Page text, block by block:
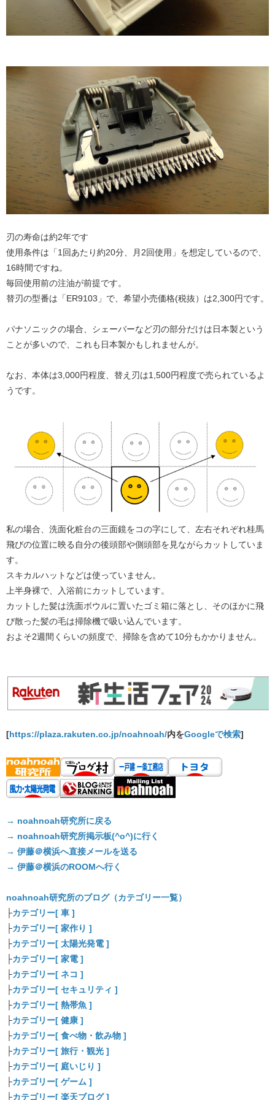
刃の寿命は約2年です
使用条件は「1回あたり約20分、月2回使用」を想定しているので、
16時間ですね。
毎回使用前の注油が前提です。
替刃の型番は「ER9103」で、希望小売価格(税抜）は2,300円です。
パナソニックの場合、シェーバーなど刃の部分だけは日本製という
ことが多いので、これも日本製かもしれませんが。
なお、本体は3,000円程度、替え刃は1,500円程度で売られているよ
うです。
私の場合、洗面化粧台の三面鏡をコの字にして、左右それぞれ桂馬
飛びの位置に映る自分の後頭部や側頭部を見ながらカットしていま
す。
スキカルハットなどは使っていません。
上半身裸で、入浴前にカットしています。
カットした髪は洗面ボウルに置いたゴミ箱に落とし、そのほかに飛
び散った髪の毛は掃除機で吸い込んでいます。
およそ2週間くらいの頻度で、掃除を含めて10分もかかりません。
[https://plaza.rakuten.co.jp/noahnoah/内をGoogleで検索]
→ noahnoah研究所に戻る
→ noahnoah研究所掲示板(^o^)に行く
→ 伊藤＠横浜へ直接メールを送る
→ 伊藤＠横浜のROOMへ行く
noahnoah研究所のブログ（カテゴリー一覧）
├カテゴリー[ 車 ]
├カテゴリー[ 家作り ]
├カテゴリー[ 太陽光発電 ]
├カテゴリー[ 家電 ]
├カテゴリー[ ネコ ]
├カテゴリー[ セキュリティ ]
├カテゴリー[ 熱帯魚 ]
├カテゴリー[ 健康 ]
├カテゴリー[ 食べ物・飲み物 ]
├カテゴリー[ 旅行・観光 ]
├カテゴリー[ 庭いじり ]
├カテゴリー[ ゲーム ]
├カテゴリー[ 楽天ブログ ]